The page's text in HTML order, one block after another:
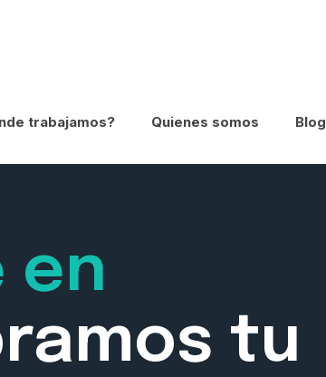
trabajamos? Quienes somos Blog
en
tu